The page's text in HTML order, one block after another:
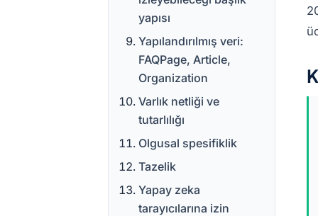
yapısı
Yapılandırılmış veri:
FAQPage, Article,
Organization
Varlık netliği ve
tutarlılığı
Olgusal spesifiklik
Tazelik
Yapay zeka
tarayıcılarına izin